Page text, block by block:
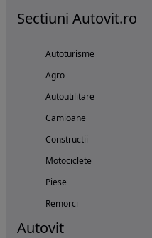
Sectiuni Autovit.ro
Autoturisme
Agro
Autoutilitare
Camioane
Constructii
Motociclete
Piese
Remorci
Autovit